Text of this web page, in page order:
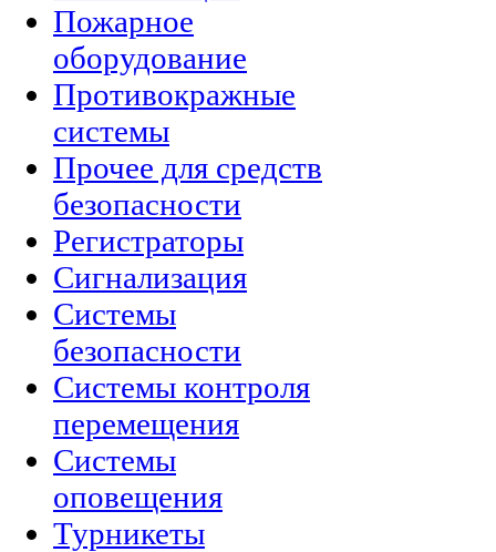
Пожарное
оборудование
Противокражные
системы
Прочее для средств
безопасности
Регистраторы
Сигнализация
Системы
безопасности
Системы контроля
перемещения
Системы
оповещения
Турникеты